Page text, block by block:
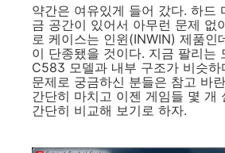
약간은 여유있게 들어 갔다. 하드
금 공간이 있어서 아무런 문제 없
로 케이스는 인윈(INWIN) 제품인
이 단종됐을 것이다. 지금 팔리는
C583 모델과 내부 구조가 비슷하
문제로 궁금하신 분들은 참고 바
간단히 마치고 이젠 게임들 몇 개
간단히 비교해 보기로 하자.